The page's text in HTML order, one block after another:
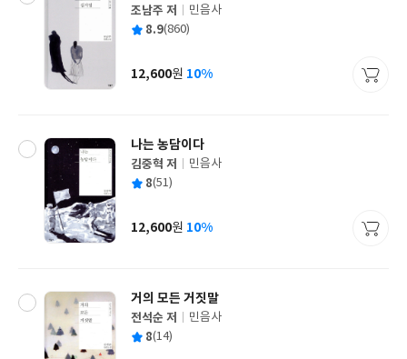
글
쓴
조남주 저
출
사
민음사
평 8.9(860)
가
12,600원 10%
나는 농담이다
글
쓴
김중혁 저
출
사
민음사
평 8(51)
가
12,600원 10%
거의 모든 거짓말
글
쓴
전석순 저
출
민음사
평 8(14)